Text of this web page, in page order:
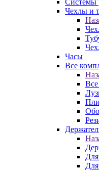
Системы
Чехлы и
Часы
Все